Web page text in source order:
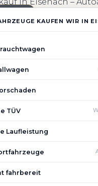
KAUFEN WIR IN
TÜV
Laufleistung
fahrbereit